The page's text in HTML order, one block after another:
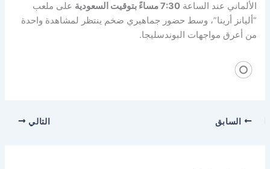
الألماني عند الساعة7:30 مساءً بتوقيت السعودية
على ملعب
“أليانز أرينا”، وسط حضور جماهيري ضخم ينتظر لمشاهدة واحدة
من أعرق مواجهات البوندسليجا.
السابق التالي